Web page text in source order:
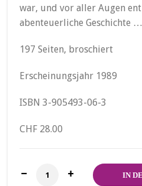
war, und vor aller Augen
abenteuerliche Geschichte
197 Seiten, broschiert
Erscheinungsjahr 1989
ISBN 3-905493-06-3
CHF 28.00
"Eine Frau war dieser
IN